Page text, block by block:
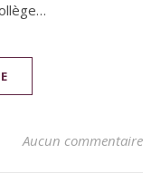
Aucun commentaire